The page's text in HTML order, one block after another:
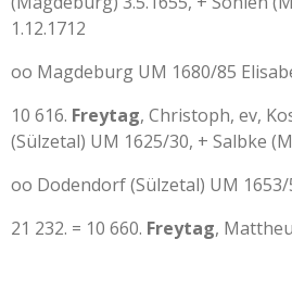
1.12.1712
oo Magdeburg UM 1680/85
10 616. Freytag, Christoph, ev,
(Sülzetal) UM 1625/30, + Salbke
oo Dodendorf (Sülzetal) UM
21 232. = 10 660. Freytag,